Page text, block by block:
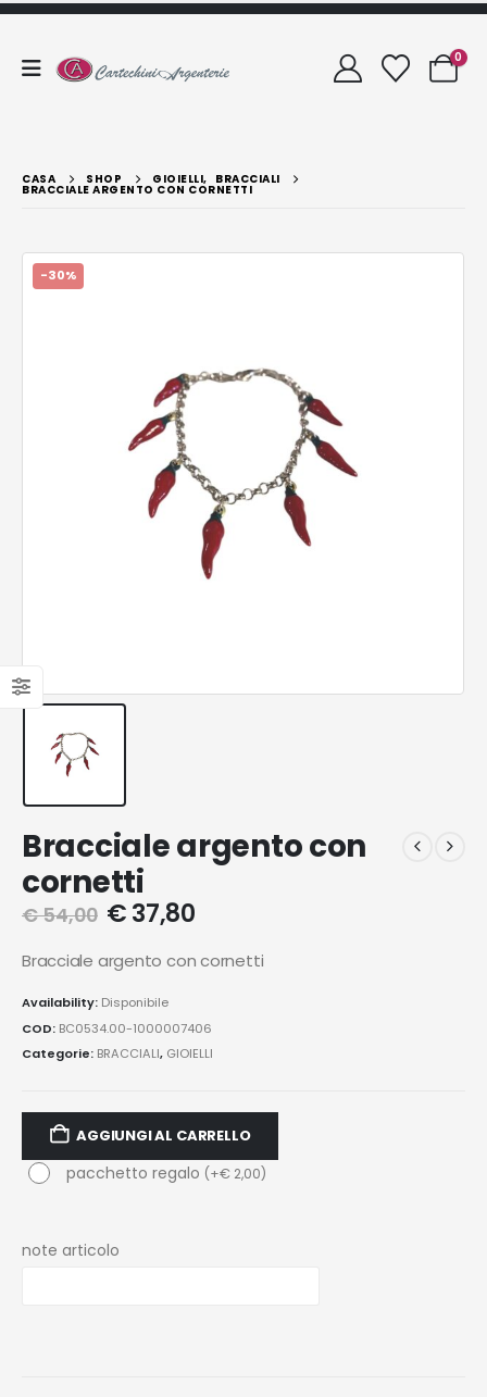
0
CASA SHOP GIOIELLI, BRACCIALI
BRACCIALE ARGENTO CON CORNETTI
-30%
Bracciale argento con
cornetti
€54,00 €37,80
Bracciale argento con cornetti
Availability: Disponibile
COD: BC0534.00-1000007406
Categorie: BRACCIALI, GIOIELLI
AGGIUNGI AL CARRELLO
pacchetto regalo (+€2,00)
note articolo